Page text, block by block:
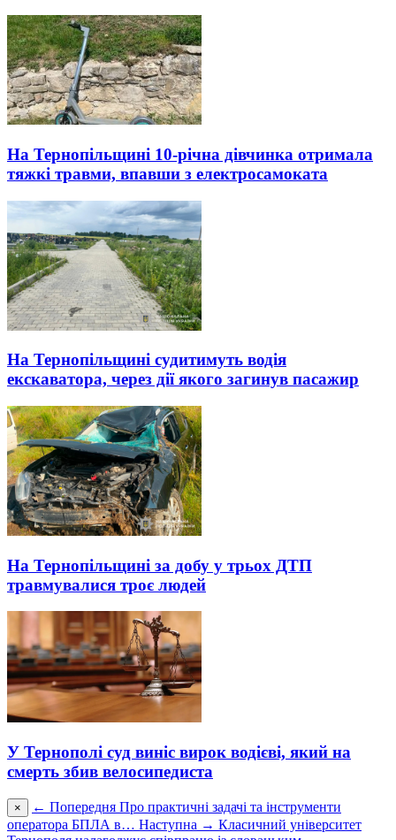
На Тернопільщині 10-річна дівчинка отримала
тяжкі травми, впавши з електросамоката
На Тернопільщині судитимуть водія
екскаватора, через дії якого загинув пасажир
На Тернопільщині за добу у трьох ДТП
травмувалися троє людей
У Тернополі суд виніс вирок водієві, який на
смерть збив велосипедиста
× ← Попередня Про практичні задачі та інструменти
оператора БПЛА в… Наступна → Класичний університет